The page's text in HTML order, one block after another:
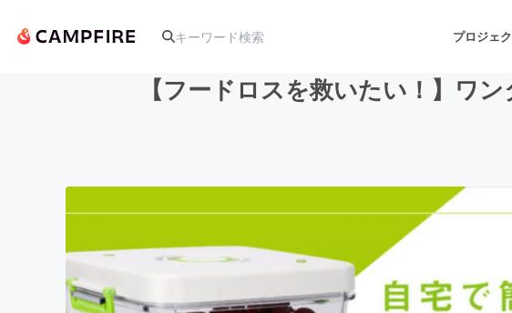
プロジェ
音楽
【フードロスを救いたい！】ワ